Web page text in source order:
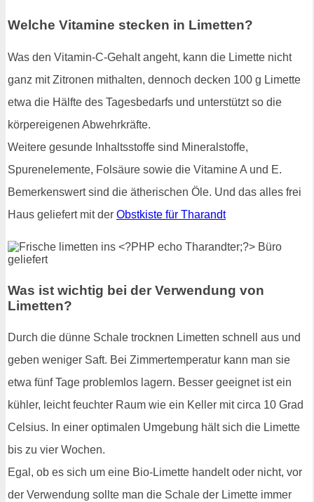
Welche Vitamine stecken in Limetten?
Was den Vitamin-C-Gehalt angeht, kann die Limette nicht
ganz mit Zitronen mithalten, dennoch decken 100 g Limette
etwa die Hälfte des Tagesbedarfs und unterstützt so die
körpereigenen Abwehrkräfte.
Weitere gesunde Inhaltsstoffe sind Mineralstoffe,
Spurenelemente, Folsäure sowie die Vitamine A und E.
Bemerkenswert sind die ätherischen Öle. Und das alles frei
Haus geliefert mit der Obstkiste für Tharandt
Was ist wichtig bei der Verwendung von
Limetten?
Durch die dünne Schale trocknen Limetten schnell aus und
geben weniger Saft. Bei Zimmertemperatur kann man sie
etwa fünf Tage problemlos lagern. Besser geeignet ist ein
kühler, leicht feuchter Raum wie ein Keller mit circa 10 Grad
Celsius. In einer optimalen Umgebung hält sich die Limette
bis zu vier Wochen.
Egal, ob es sich um eine Bio-Limette handelt oder nicht, vor
der Verwendung sollte man die Schale der Limette immer